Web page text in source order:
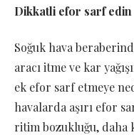
Dikkatli efor sarf edin
Soğuk hava
aracı itme ve kar
ek efor sarf etmeye
havalarda aşırı efor
ritim bozukluğu, daha